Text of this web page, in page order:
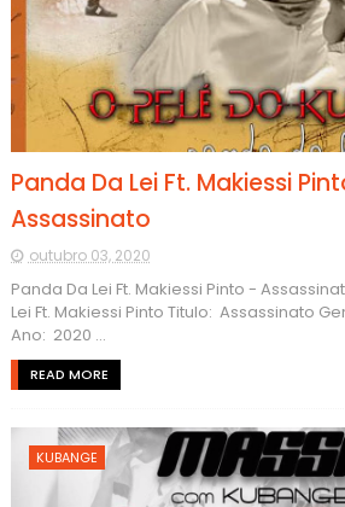
Panda Da Lei Ft. Makiessi
Assassinato
outubro 03, 2020
Panda Da Lei Ft. Makiessi Pinto -
Lei Ft. Makiessi Pinto Titulo: Assassinato
Ano: 2020 ...
READ MORE
KUBANGE